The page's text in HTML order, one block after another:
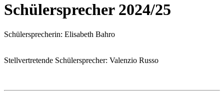
Schülersprecher 2024/25
Schülersprecherin: Elisabeth Bahro
Stellvertretende Schülersprecher: Valenzio Russo